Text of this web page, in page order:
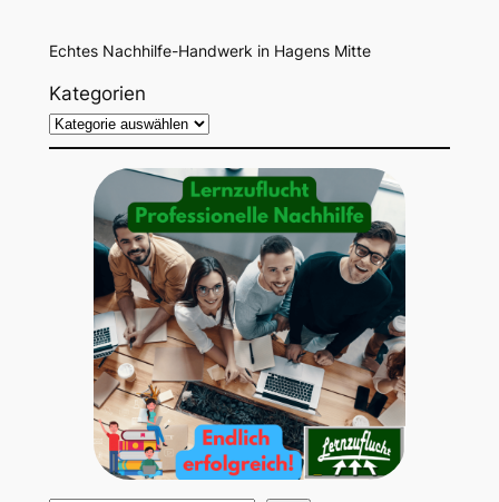
Echtes Nachhilfe-Handwerk in Hagens Mitte
Kategorien